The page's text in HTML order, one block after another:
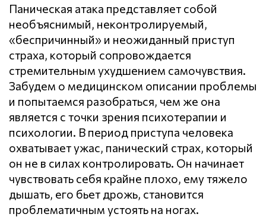
Паническая атака представляет собой
необъяснимый, неконтролируемый,
«беспричинный» и неожиданный приступ
страха, который сопровождается
стремительным ухудшением самочувствия.
Забудем о медицинском описании проблемы
и попытаемся разобраться, чем же она
является с точки зрения психотерапии и
психологии. В период приступа человека
охватывает ужас, панический страх, который
он не в силах контролировать. Он начинает
чувствовать себя крайне плохо, ему тяжело
дышать, его бьет дрожь, становится
проблематичным устоять на ногах.